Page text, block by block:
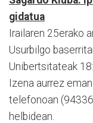
gidatua
Irailaren 25erako
Usurbilgo
Unibertsitateak
Izena aurrez
telefonoan
helbidean.